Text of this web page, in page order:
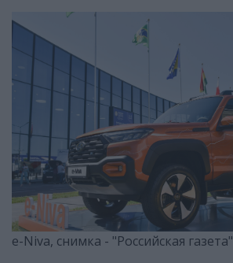
e-Niva, снимка - "Российская газета"